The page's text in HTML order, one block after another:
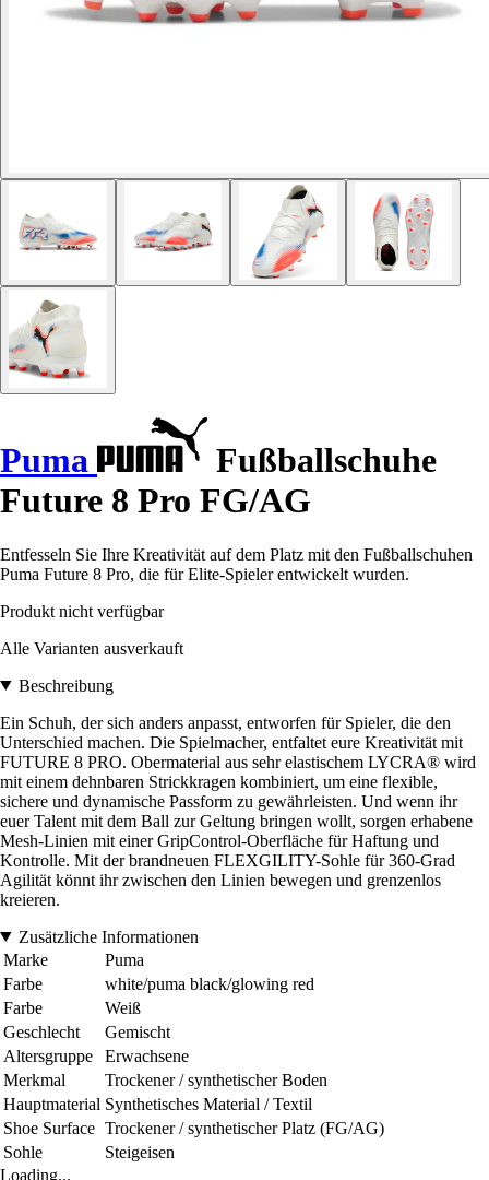
Puma
Fußballschuhe
Future 8 Pro FG/AG
Entfesseln Sie Ihre Kreativität auf dem Platz mit den Fußballschuhen
Puma Future 8 Pro, die für Elite-Spieler entwickelt wurden.
Produkt nicht verfügbar
Alle Varianten ausverkauft
Beschreibung
Ein Schuh, der sich anders anpasst, entworfen für Spieler, die den
Unterschied machen. Die Spielmacher, entfaltet eure Kreativität mit
FUTURE 8 PRO. Obermaterial aus sehr elastischem LYCRA® wird
mit einem dehnbaren Strickkragen kombiniert, um eine flexible,
sichere und dynamische Passform zu gewährleisten. Und wenn ihr
euer Talent mit dem Ball zur Geltung bringen wollt, sorgen erhabene
Mesh-Linien mit einer GripControl-Oberfläche für Haftung und
Kontrolle. Mit der brandneuen FLEXGILITY-Sohle für 360-Grad
Agilität könnt ihr zwischen den Linien bewegen und grenzenlos
kreieren.
Zusätzliche Informationen
Marke
Puma
Farbe
white/puma black/glowing red
Farbe
Weiß
Geschlecht
Gemischt
Altersgruppe
Erwachsene
Merkmal
Trockener / synthetischer Boden
Hauptmaterial Synthetisches Material / Textil
Shoe Surface Trockener / synthetischer Platz (FG/AG)
Sohle
Steigeisen
Loading...